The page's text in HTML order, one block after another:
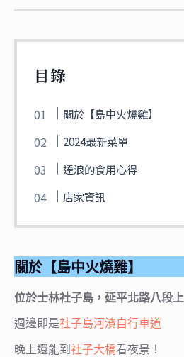
目錄
關於【島中火燒雞】
2024最新菜單
達浪的食用心得
店家資訊
關於【島中火燒雞】
位於士林社子島，延平北路八段上
週邊即是社子島河濱自行車道
晚上還能到 社子大橋看夜景！